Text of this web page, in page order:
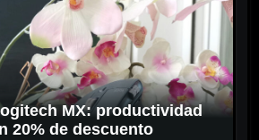
MX: productividad
20% de descuento